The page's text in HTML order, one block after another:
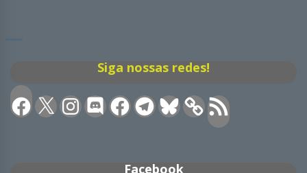
Siga nossas redes!
Facebook
X Instagram
DiscordFacebookTelegramBluesky Feed
RSS
Facebook